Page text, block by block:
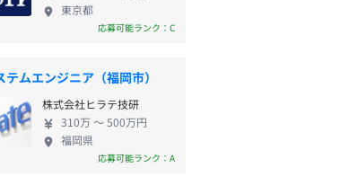
東京都
応募可能ランク：C
テムエンジニア（福岡市）
株式会社ヒラテ技研
310万 〜 500万円
福岡県
応募可能ランク：A